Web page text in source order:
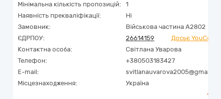
Мінімальна кількість пропозицій:
1
Наявність прекваліфікації:
Ні
Замовник:
Військова частина А2802
ЄДРПОУ:
26614159
Досьє
Контактна особа:
Світлана Уварова
Телефон:
+380503183427
E-mail:
Місцезнаходження:
Україна